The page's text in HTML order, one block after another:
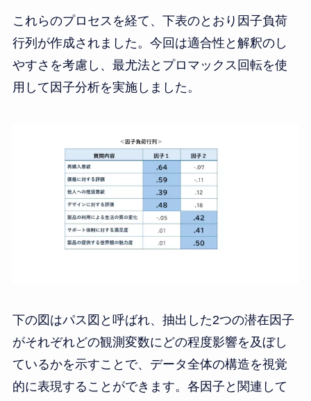
これらのプロセスを経て、下表のとおり因子負荷
行列が作成されました。今回は適合性と解釈のし
やすさを考慮し、最尤法とプロマックス回転を使
用して因子分析を実施しました。
下の図はパス図と呼ばれ、抽出した2つの潜在因子
がそれぞれどの観測変数にどの程度影響を及ぼし
ているかを示すことで、データ全体の構造を視覚
的に表現することができます。各因子と関連して